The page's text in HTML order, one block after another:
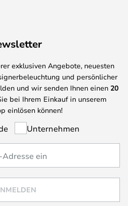
exklusiven Angebote, neuesten
und persönlicher
und wir senden Ihnen einen 20
bei Ihrem Einkauf in unserem
einlösen können!
Unternehmen